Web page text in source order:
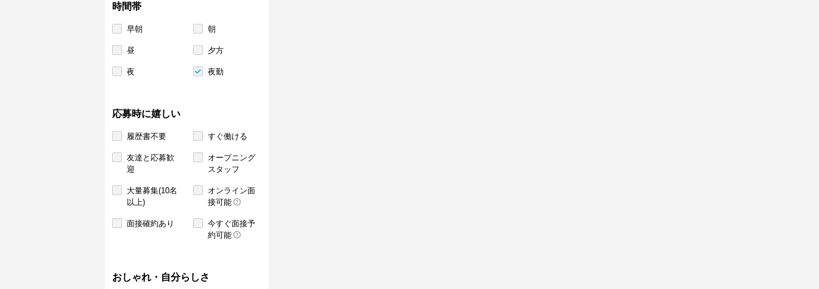
時間帯
早朝 朝
昼 夕方
夜 夜勤
応募時に嬉しい
履歴書不要 すぐ働ける
友達と応募歓
迎
オープニング
スタッフ
大量募集(10名
以上)
オンライン面
接可能
面接確約あり
今すぐ面接予
約可能
おしゃれ・自分らしさ